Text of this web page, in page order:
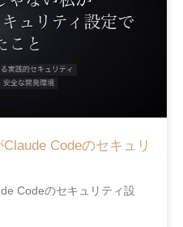
Codeのセキュリ
Codeのセキュリティ設